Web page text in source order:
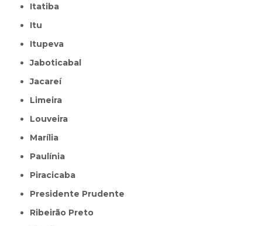
Itatiba
Itu
Itupeva
Jaboticabal
Jacareí
Limeira
Louveira
Marília
Paulínia
Piracicaba
Presidente Prudente
Ribeirão Preto